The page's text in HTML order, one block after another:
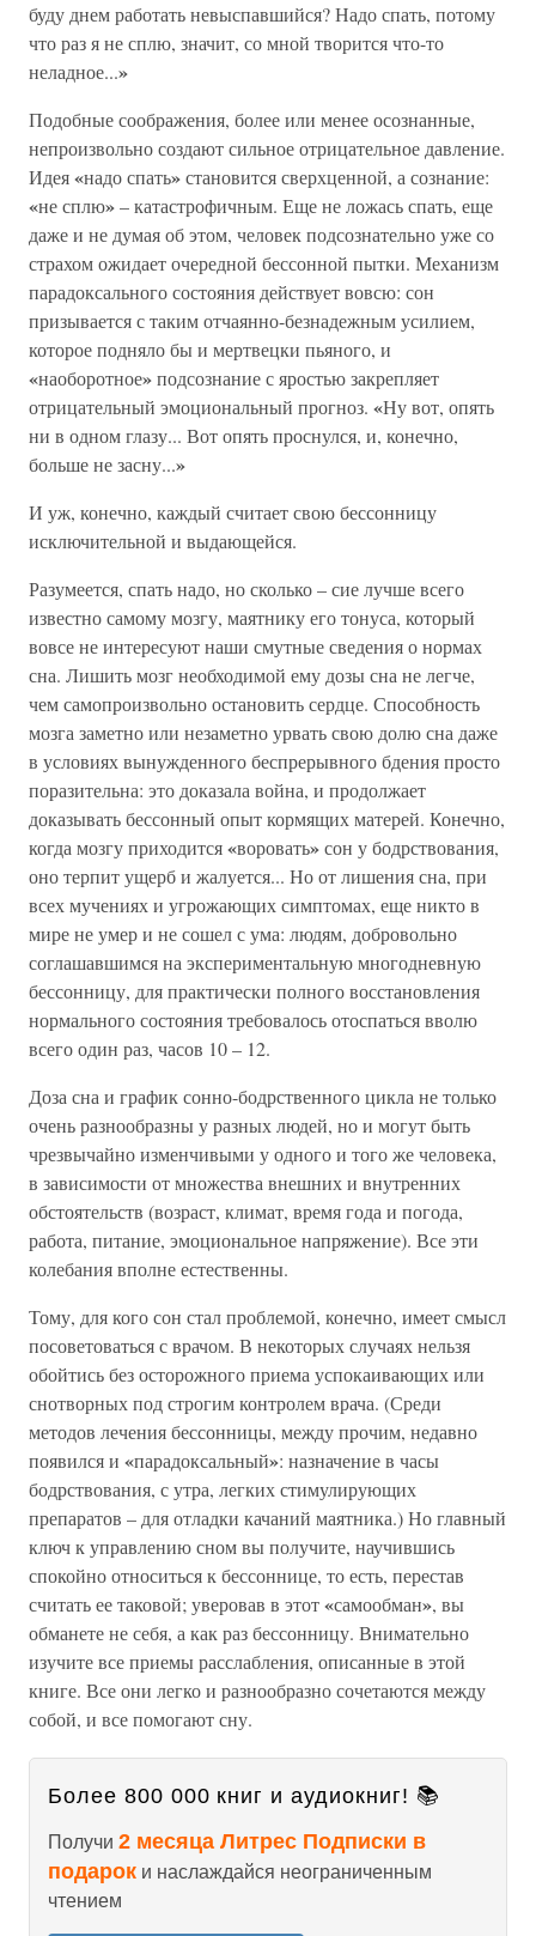
буду днем работать невыспавшийся? Надо спать, потому
что раз я не сплю, значит, со мной творится что-то
неладное...»
Подобные соображения, более или менее осознанные,
непроизвольно создают сильное отрицательное давление.
Идея«надо спать»становится сверхценной, а сознание:
«не сплю»– катастрофичным. Еще не ложась спать, еще
даже и не думая об этом, человек подсознательно уже со
страхом ожидает очередной бессонной пытки. Механизм
парадоксального состояния действует вовсю: сон
призывается с таким отчаянно-безнадежным усилием,
которое подняло бы и мертвецки пьяного, и
«наоборотное»подсознание с яростью закрепляет
отрицательный эмоциональный прогноз. «Ну вот, опять
ни в одном глазу... Вот опять проснулся, и, конечно,
больше не засну...»
И уж, конечно, каждый считает свою бессонницу
исключительной и выдающейся.
Разумеется, спать надо, но сколько – сие лучше всего
известно самому мозгу, маятнику его тонуса, который
вовсе не интересуют наши смутные сведения о нормах
сна. Лишить мозг необходимой ему дозы сна не легче,
чем самопроизвольно остановить сердце. Способность
мозга заметно или незаметно урвать свою долю сна даже
в условиях вынужденного беспрерывного бдения просто
поразительна: это доказала война, и продолжает
доказывать бессонный опыт кормящих матерей. Конечно,
когда мозгу приходится«воровать»сон у бодрствования,
оно терпит ущерб и жалуется... Но от лишения сна, при
всех мучениях и угрожающих симптомах, еще никто в
мире не умер и не сошел с ума: людям, добровольно
соглашавшимся на экспериментальную многодневную
бессонницу, для практически полного восстановления
нормального состояния требовалось отоспаться вволю
всего один раз, часов 10 – 12.
Доза сна и график сонно-бодрственного цикла не только
очень разнообразны у разных людей, но и могут быть
чрезвычайно изменчивыми у одного и того же человека,
в зависимости от множества внешних и внутренних
обстоятельств (возраст, климат, время года и погода,
работа, питание, эмоциональное напряжение). Все эти
колебания вполне естественны.
Тому, для кого сон стал проблемой, конечно, имеет смысл
посоветоваться с врачом. В некоторых случаях нельзя
обойтись без осторожного приема успокаивающих или
снотворных под строгим контролем врача. (Среди
методов лечения бессонницы, между прочим, недавно
появился и «парадоксальный»: назначение в часы
бодрствования, с утра, легких стимулирующих
препаратов – для отладки качаний маятника.) Но главный
ключ к управлению сном вы получите, научившись
спокойно относиться к бессоннице, то есть, перестав
считать ее таковой; уверовав в этот«самообман», вы
обманете не себя, а как раз бессонницу. Внимательно
изучите все приемы расслабления, описанные в этой
книге. Все они легко и разнообразно сочетаются между
собой, и все помогают сну.
Более 800 000 книг и аудиокниг! 📚
Получи 2 месяца Литрес Подписки в
подарок и наслаждайся неограниченным
чтением